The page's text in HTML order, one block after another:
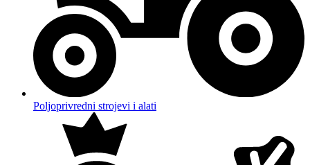
Poljoprivredni strojevi i alati